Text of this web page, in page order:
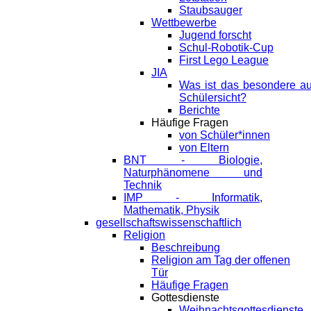
Staubsauger
Wettbewerbe
Jugend forscht
Schul-Robotik-Cup
First Lego League
JIA
Was ist das besondere
Schülersicht?
Berichte
Häufige Fragen
von Schüler*innen
von Eltern
BNT - Biologie,
Naturphänomene und
Technik
IMP - Informatik,
Mathematik, Physik
gesellschaftswissenschaftlich
Religion
Beschreibung
Religion am Tag der offenen
Tür
Häufige Fragen
Gottesdienste